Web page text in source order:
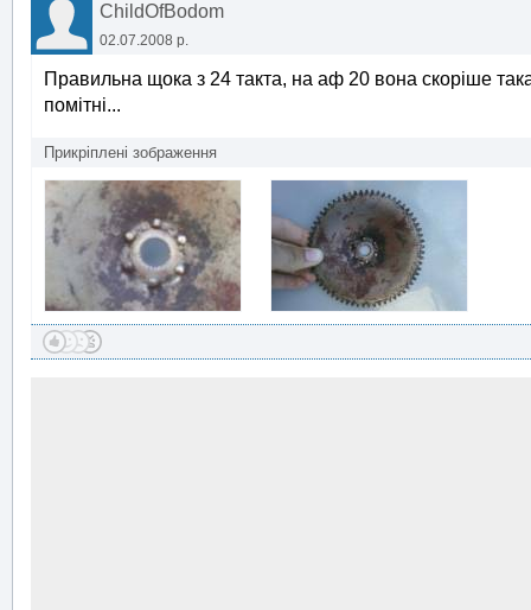
ChildOfBodom
02.07.2008 р.
Правильна щока з 24 такта, на аф 20 вона скоріше
помітні...
Прикріплені зображення